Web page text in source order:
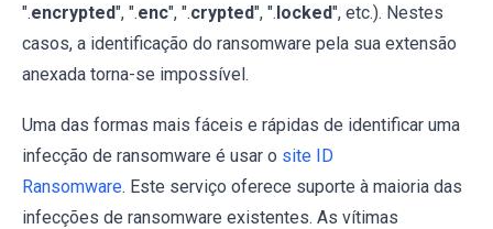
".encrypted", ".enc", ".crypted", ".locked", etc.). Nestes
casos, a identificação do ransomware pela sua extensão
anexada torna-se impossível.
Uma das formas mais fáceis e rápidas de identificar uma
infecção de ransomware é usar o site ID
Ransomware. Este serviço oferece suporte à maioria das
infecções de ransomware existentes. As vítimas